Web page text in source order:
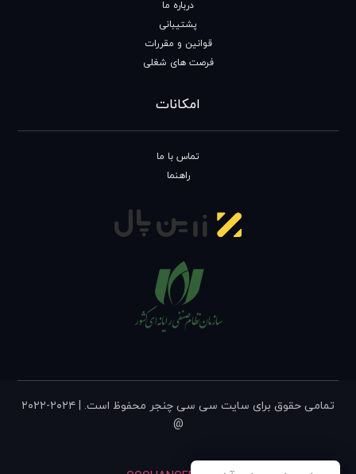
درباره ما
پشتیبانی
قوانین و مقررات
فرصت های شغلی
امکانات
تماس با ما
راهنما
تمامی حقوق برای سایت سی سی چنجر محفوظ است. | ۲۰۲۴-۲۰۲۲
@